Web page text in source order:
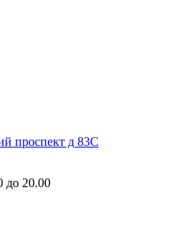
проспект д 83С
до 20.00